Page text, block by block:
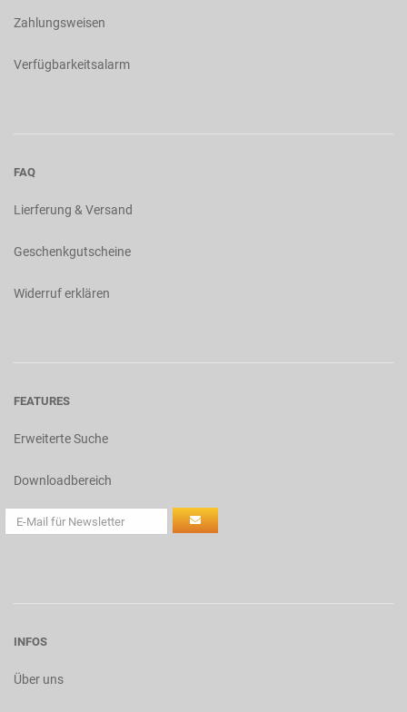
Zahlungsweisen
Verfügbarkeitsalarm
FAQ
Lierferung & Versand
Geschenkgutscheine
Widerruf erklären
FEATURES
Erweiterte Suche
Downloadbereich
INFOS
Über uns